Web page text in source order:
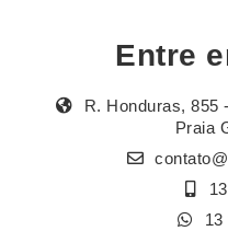
Entre
R. Honduras, 855
Praia
13